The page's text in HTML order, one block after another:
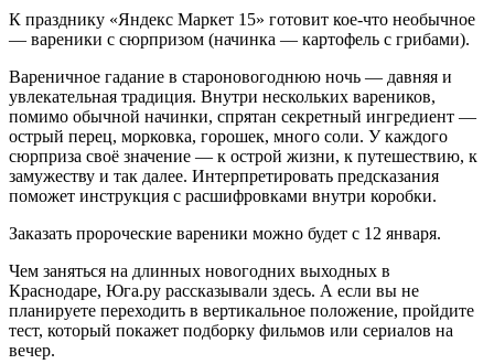
К празднику «Яндекс Маркет 15» готовит кое-что необычное
— вареники с сюрпризом (начинка — картофель с грибами).
Вареничное гадание в староновогоднюю ночь — давняя и
увлекательная традиция. Внутри нескольких вареников,
помимо обычной начинки, спрятан секретный ингредиент —
острый перец, морковка, горошек, много соли. У каждого
сюрприза своё значение — к острой жизни, к путешествию, к
замужеству и так далее. Интерпретировать предсказания
поможет инструкция с расшифровками внутри коробки.
Заказать пророческие вареники можно будет с 12 января.
Чем заняться на длинных новогодних выходных в
Краснодаре, Юга.ру рассказывали здесь. А если вы не
планируете переходить в вертикальное положение, пройдите
тест, который покажет подборку фильмов или сериалов на
вечер.